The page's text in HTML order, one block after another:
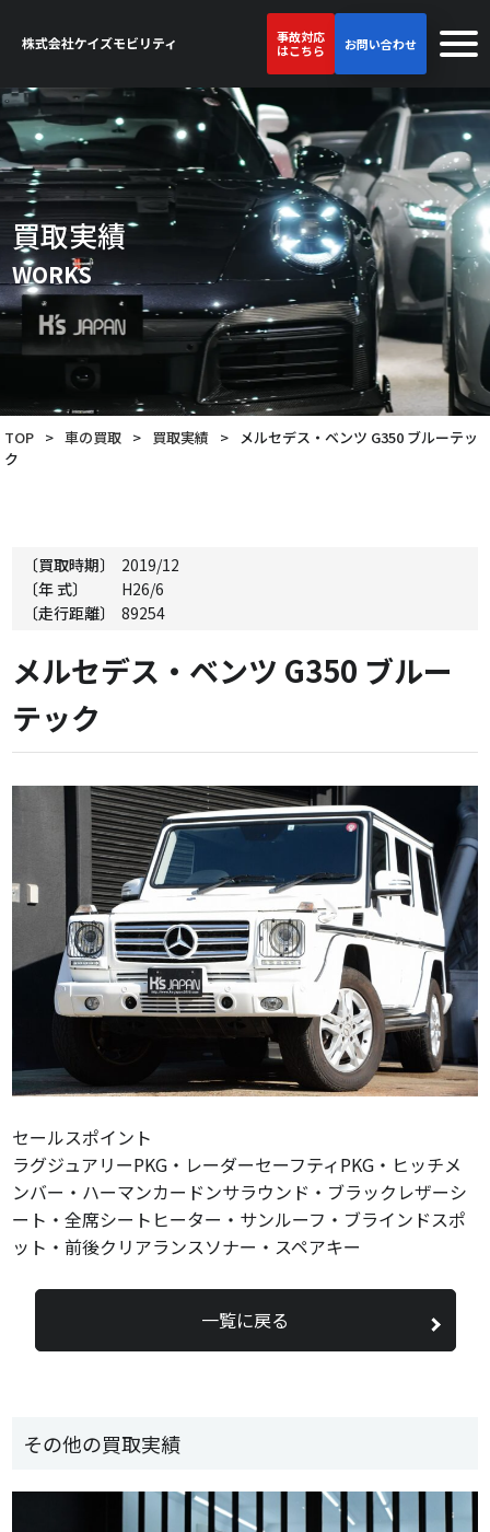
事故対応
はこちら
お問い合わせ
買取実績
WORKS
TOP > 車の買取 > 買取実績 > メルセデス・ベンツ G350 ブルーテッ
ク
その他の買取実績
〔買取時期〕
2019/12
〔年 式〕
H26/6
〔走行距離〕
89254
メルセデス・ベンツ G350 ブルー
テック
セールスポイント
ラグジュアリーPKG・レーダーセーフティPKG・ヒッチメ
ンバー・ハーマンカードンサラウンド・ブラックレザーシ
ート・全席シートヒーター・サンルーフ・ブラインドスポ
ット・前後クリアランスソナー・スペアキー
一覧に戻る